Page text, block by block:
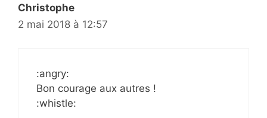
Christophe
2 mai 2018 à 12:57
:angry:
Bon courage aux autres !
:whistle: